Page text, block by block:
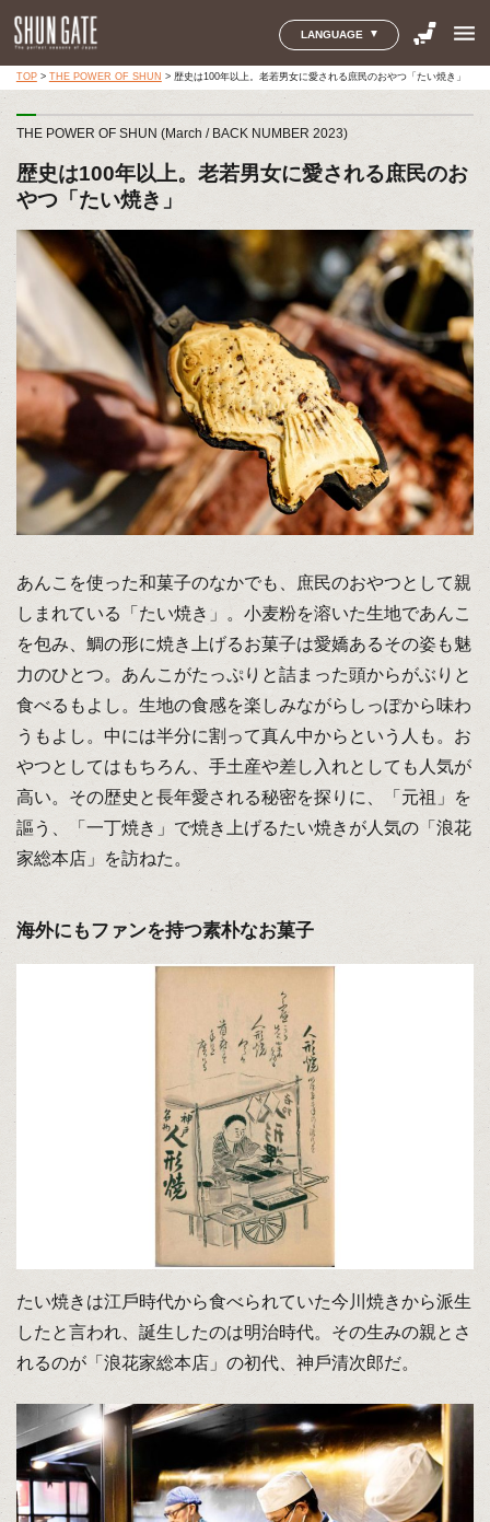
LANGUAGE menu
TOP> THE POWER OF SHUN > 歴史は100年以上。老若男女に愛される庶民のおやつ「たい焼き」
THE POWER OF SHUN (March / BACK NUMBER 2023)
歴史は100年以上。老若男女に愛される庶民のお
やつ「たい焼き」
あんこを使った和菓子のなかでも、庶民のおやつとして親
しまれている「たい焼き」。小麦粉を溶いた生地であんこ
を包み、鯛の形に焼き上げるお菓子は愛嬌あるその姿も魅
力のひとつ。あんこがたっぷりと詰まった頭からがぶりと
食べるもよし。生地の食感を楽しみながらしっぽから味わ
うもよし。中には半分に割って真ん中からという人も。お
やつとしてはもちろん、手土産や差し入れとしても人気が
高い。その歴史と長年愛される秘密を探りに、「元祖」を
謳う、「一丁焼き」で焼き上げるたい焼きが人気の「浪花
家総本店」を訪ねた。
海外にもファンを持つ素朴なお菓子
たい焼きは江⼾時代から⾷べられていた今川焼きから派生
したと言われ、誕生したのは明治時代。その生みの親とさ
れるのが「浪花家総本店」の初代、神⼾清次郎だ。